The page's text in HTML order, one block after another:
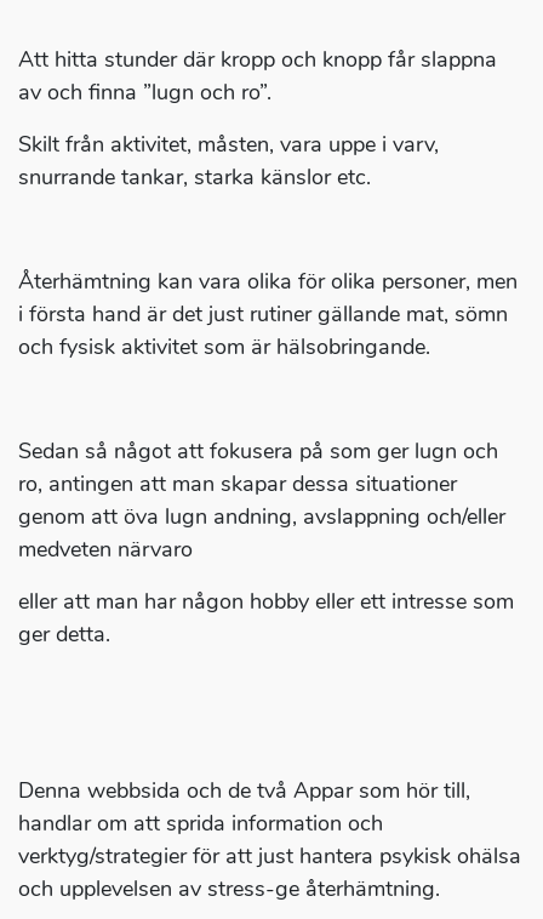
Att hitta stunder där kropp och knopp får slappna
av och finna ”lugn och ro”.
Skilt från aktivitet, måsten, vara uppe i varv,
snurrande tankar, starka känslor etc.
Återhämtning kan vara olika för olika personer, men
i första hand är det just rutiner gällande mat, sömn
och fysisk aktivitet som är hälsobringande.
Sedan så något att fokusera på som ger lugn och
ro, antingen att man skapar dessa situationer
genom att öva lugn andning, avslappning och/eller
medveten närvaro
eller att man har någon hobby eller ett intresse som
ger detta.
Denna webbsida och de två Appar som hör till,
handlar om att sprida information och
verktyg/strategier för att just hantera psykisk ohälsa
och upplevelsen av stress-ge återhämtning.